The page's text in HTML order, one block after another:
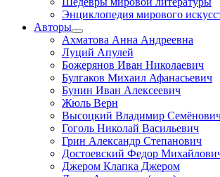
Энциклопедия мирового
Авторы
Ахматова Анна Андреевна
Луций Апулей
Божерянов Иван Николаевич
Булгаков Михаил Афанасьевич
Бунин Иван Алексеевич
Жюль Верн
Высоцкий Владимир
Гоголь Николай Васильевич
Грин Александр Степанович
Достоевский Федор
Джером Клапка Джером